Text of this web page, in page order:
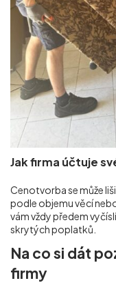
Jak firma účtuje
Cenotvorba se může
podle objemu věcí
vám vždy předem
skrytých poplatků.
Na co si dát
firmy